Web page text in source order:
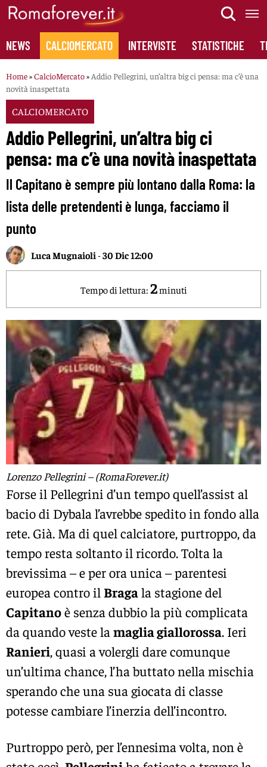
Skip
content
NEWS CALCIOMERCATO INTERVISTE STATISTICHE
Home»CalcioMercato» Addio Pellegrini, un’altra big ci pensa: ma c’è una
novità inaspettata
CALCIOMERCATO
Addio Pellegrini, un’altra big ci
pensa: ma c’è una novità inaspettata
Il Capitano è sempre più lontano dalla Roma: la
lista delle pretendenti è lunga, facciamo il
punto
Luca Mugnaioli -30 Dic 12:00
Tempo di lettura: 2minuti
Lorenzo Pellegrini – (RomaForever.it)
Forse il Pellegrini d’un tempo quell’assist al
bacio di Dybala l’avrebbe spedito in fondo alla
rete. Già. Ma di quel calciatore, purtroppo, da
tempo resta soltanto il ricordo. Tolta la
brevissima – e per ora unica – parentesi
europea contro il Bragala stagione del
Capitanoè senza dubbio la più complicata
da quando veste la maglia giallorossa. Ieri
Ranieri, quasi a volergli dare comunque
un’ultima chance, l’ha buttato nella mischia
sperando che una sua giocata di classe
potesse cambiare l’inerzia dell’incontro.
Purtroppo però, per l’ennesima volta, non è